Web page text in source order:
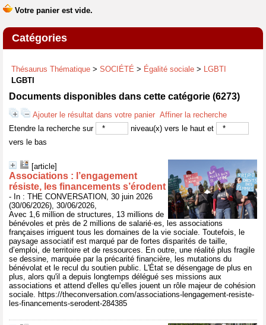
Catégories
Thésaurus Thématique > SOCIÉTÉ > Égalité sociale > LGBTI
LGBTI
Documents disponibles dans cette catégorie (6273)
Ajouter le résultat dans votre panier Affiner la recherche
Etendre la recherche sur
niveau(x) vers le haut et
vers le bas
[article]
Associations : l’engagement
résiste, les financements s’érodent
- In : THE CONVERSATION, 30 juin 2026
(30/06/2026), 30/06/2026,
Avec 1,6 million de structures, 13 millions de
bénévoles et près de 2 millions de salarié·es, les associations
françaises irriguent tous les domaines de la vie sociale. Toutefois, le
paysage associatif est marqué par de fortes disparités de taille,
d’emploi, de territoire et de ressources. En outre, une réalité plus fragile
se dessine, marquée par la précarité financière, les mutations du
bénévolat et le recul du soutien public. L'État se désengage de plus en
plus, alors qu'il a depuis longtemps délégué ses missions aux
associations et attend d'elles qu’elles jouent un rôle majeur de cohésion
sociale. https://theconversation.com/associations-lengagement-resiste-
les-financements-serodent-284385